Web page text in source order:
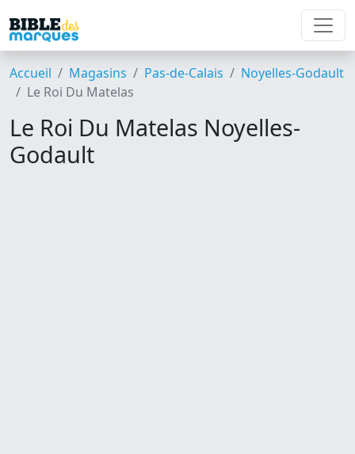
Accueil Magasins Pas-de-Calais
Noyelles-Godault
Le Roi Du Matelas
Le Roi Du Matelas Noyelles-
Godault